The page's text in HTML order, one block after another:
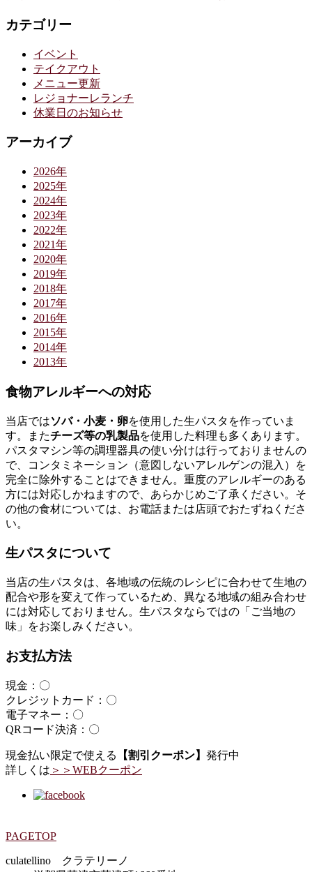
カテゴリー
イベント
テイクアウト
メニュー更新
レジョナーレランチ
休業日のお知らせ
アーカイブ
2026年
2025年
2024年
2023年
2022年
2021年
2020年
2019年
2018年
2017年
2016年
2015年
2014年
2013年
食物アレルギーへの対応
当店ではソバ・小麦・卵を使用した生パスタを作っていま
す。またチーズ等の乳製品を使用した料理も多くあります。
パスタマシン等の調理器具の使い分けは行っておりませんの
で、コンタミネーション（意図しないアレルゲンの混入）を
完全に除外することはできません。重度のアレルギーのある
方には対応しかねますので、あらかじめご了承ください。そ
の他の食材については、お電話または店頭でおたずねくださ
い。
生パスタについて
当店の生パスタは、各地域の伝統のレシピに合わせて生地の
配合や形を変えて作っているため、異なる地域の組み合わせ
には対応しておりません。生パスタならではの「ご当地の
味」をお楽しみください。
お支払方法
現金：〇
クレジットカード：〇
電子マネー：〇
QRコード決済：〇
現金払い限定で使える 【割引クーポン】 発行中
詳しくは ＞＞WEBクーポン
PAGETOP
culatellino クラテリーノ